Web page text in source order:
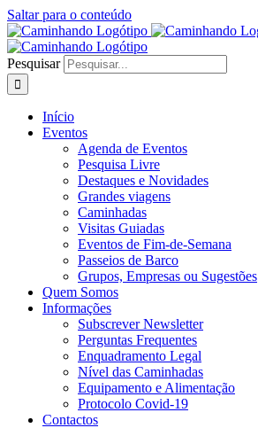
Saltar para o conteúdo
Pesquisar
Início
Eventos
Agenda de Eventos
Pesquisa Livre
Destaques e Novidades
Grandes viagens
Caminhadas
Visitas Guiadas
Eventos de Fim-de-Semana
Passeios de Barco
Grupos, Empresas ou Sugestões
Quem Somos
Informações
Subscrever Newsletter
Perguntas Frequentes
Enquadramento Legal
Nível das Caminhadas
Equipamento e Alimentação
Protocolo Covid-19
Contactos